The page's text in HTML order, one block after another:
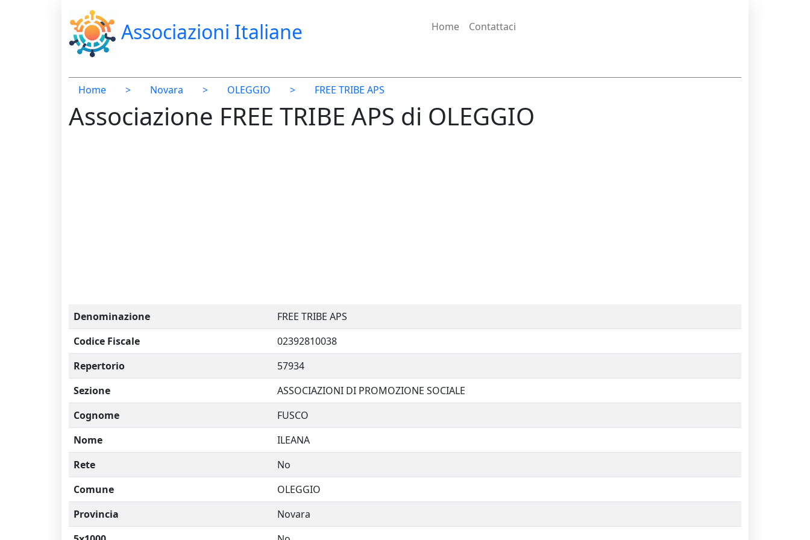
Associazioni Italiane Home Contattaci
Home > Novara > OLEGGIO > FREE TRIBE APS
Associazione FREE TRIBE APS di OLEGGIO
Denominazione
FREE TRIBE APS
Codice Fiscale
02392810038
Repertorio
57934
Sezione
ASSOCIAZIONI DI PROMOZIONE SOCIALE
Cognome
FUSCO
Nome
ILEANA
Rete
No
Comune
OLEGGIO
Provincia
Novara